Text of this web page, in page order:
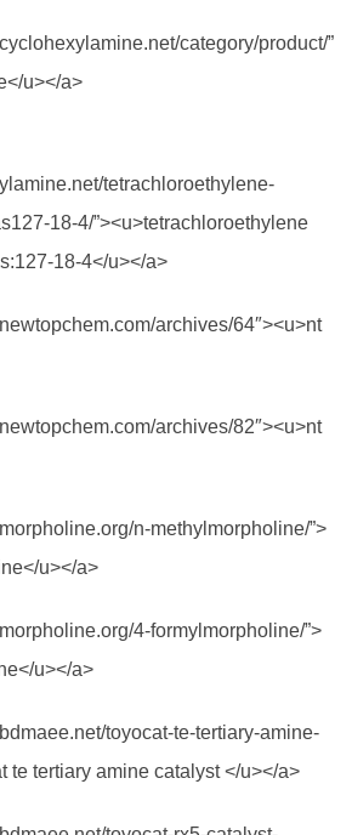
category/product/”
u></a>
tetrachloroethylene-
18-4/”><u>tetrachloroethylene
18-4</u></a>
archives/64″><u>nt
archives/82″><u>nt
n-methylmorpholine/”>
u></a>
4-formylmorpholine/”>
u></a>
toyocat-te-tertiary-amine-
te tertiary amine catalyst </u></a>